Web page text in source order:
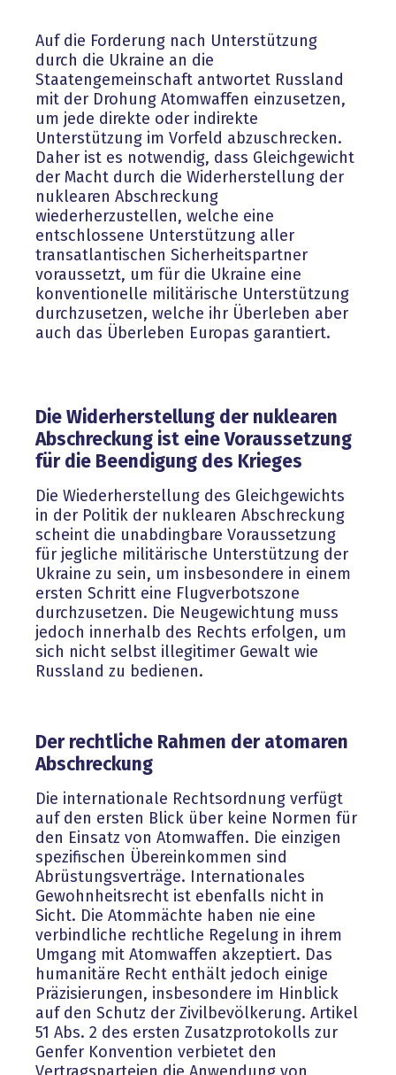
Auf die Forderung nach Unterstützung
durch die Ukraine an die
Staatengemeinschaft antwortet Russland
mit der Drohung Atomwaffen einzusetzen,
um jede direkte oder indirekte
Unterstützung im Vorfeld abzuschrecken.
Daher ist es notwendig, dass Gleichgewicht
der Macht durch die Widerherstellung der
nuklearen Abschreckung
wiederherzustellen, welche eine
entschlossene Unterstützung aller
transatlantischen Sicherheitspartner
voraussetzt, um für die Ukraine eine
konventionelle militärische Unterstützung
durchzusetzen, welche ihr Überleben aber
auch das Überleben Europas garantiert.
Die Widerherstellung der nuklearen
Abschreckung ist eine Voraussetzung
für die Beendigung des Krieges
Die Wiederherstellung des Gleichgewichts
in der Politik der nuklearen Abschreckung
scheint die unabdingbare Voraussetzung
für jegliche militärische Unterstützung der
Ukraine zu sein, um insbesondere in einem
ersten Schritt eine Flugverbotszone
durchzusetzen. Die Neugewichtung muss
jedoch innerhalb des Rechts erfolgen, um
sich nicht selbst illegitimer Gewalt wie
Russland zu bedienen.
Der rechtliche Rahmen der atomaren
Abschreckung
Die internationale Rechtsordnung verfügt
auf den ersten Blick über keine Normen für
den Einsatz von Atomwaffen. Die einzigen
spezifischen Übereinkommen sind
Abrüstungsverträge. Internationales
Gewohnheitsrecht ist ebenfalls nicht in
Sicht. Die Atommächte haben nie eine
verbindliche rechtliche Regelung in ihrem
Umgang mit Atomwaffen akzeptiert. Das
humanitäre Recht enthält jedoch einige
Präzisierungen, insbesondere im Hinblick
auf den Schutz der Zivilbevölkerung. Artikel
51 Abs. 2 des ersten Zusatzprotokolls zur
Genfer Konvention verbietet den